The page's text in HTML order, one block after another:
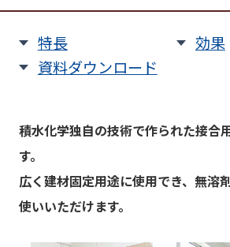
特長
効果
資料ダウンロード
積水化学独自の技術で作られた接合
す。
広く建材固定用途に使用でき、無溶
使いいただけます。